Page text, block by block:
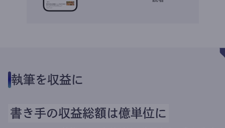
執筆を収益に
書き手の収益総額は億単位に